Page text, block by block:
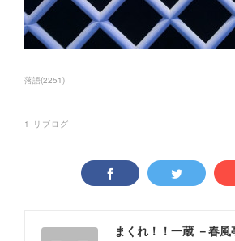
落語(2251)
1 リブログ